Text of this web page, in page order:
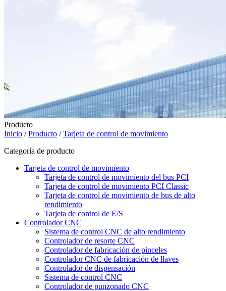
Producto
Inicio /Producto /Tarjeta de control de movimiento
Categoría de producto
Tarjeta de control de movimiento
Tarjeta de control de movimiento del bus PCI
Tarjeta de control de movimiento PCI Classic
Tarjeta de control de movimiento de bus de alto
rendimiento
Tarjeta de control de E/S
Controlador CNC
Sistema de control CNC de alto rendimiento
Controlador de resorte CNC
Controlador de fabricación de pinceles
Controlador CNC de fabricación de llaves
Controlador de dispensación
Sistema de control CNC
Controlador de punzonado CNC